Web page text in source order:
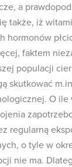
a
także, iż
hormonów
faktem
populacji
skutkować
O ile
regularną
o tyle w
nie ma.